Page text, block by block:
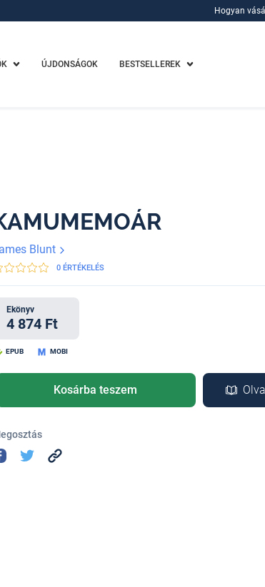
Hogyan
ÚJDONSÁGOK BESTSELLEREK
Blunt
0 ÉRTÉKELÉS
Ekönyv
4 874 Ft
EPUB MOBI
Kosárba teszem